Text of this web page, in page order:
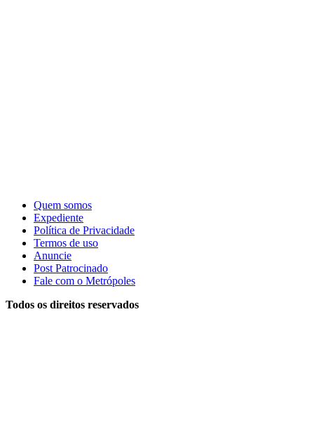
Quem somos
Expediente
Política de Privacidade
Termos de uso
Anuncie
Post Patrocinado
Fale com o Metrópoles
Todos os direitos reservados